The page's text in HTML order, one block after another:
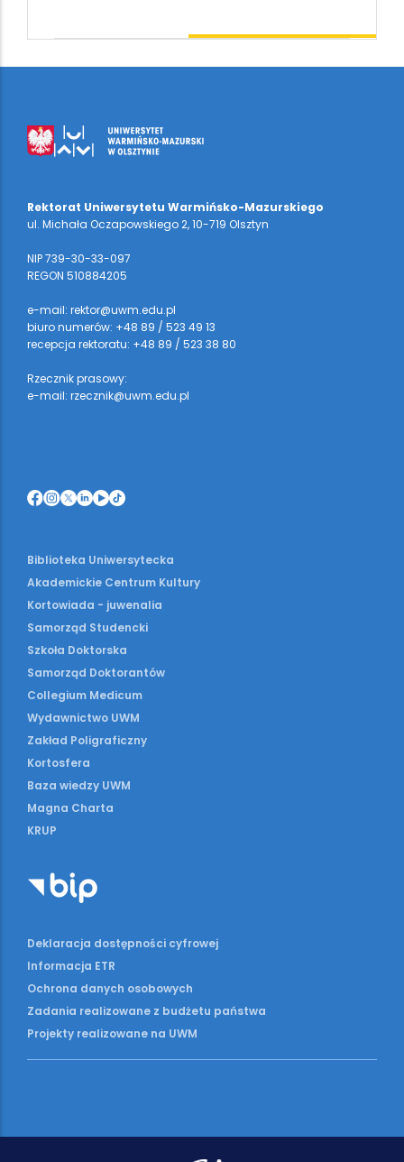
Rektorat Uniwersytetu Warmińsko-Mazurskiego
ul. Michała Oczapowskiego 2, 10-719 Olsztyn
NIP 739-30-33-097
REGON 510884205
e-mail: rektor@uwm.edu.pl
biuro numerów: +48 89 / 523 49 13
recepcja rektoratu: +48 89 / 523 38 80
Rzecznik prasowy:
e-mail: rzecznik@uwm.edu.pl
Biblioteka Uniwersytecka
Akademickie Centrum Kultury
Kortowiada - juwenalia
Samorząd Studencki
Szkoła Doktorska
Samorząd Doktorantów
Collegium Medicum
Wydawnictwo UWM
Zakład Poligraficzny
Kortosfera
Baza wiedzy UWM
Magna Charta
KRUP
Deklaracja dostępności cyfrowej
Informacja ETR
Ochrona danych osobowych
Zadania realizowane z budżetu państwa
Projekty realizowane na UWM